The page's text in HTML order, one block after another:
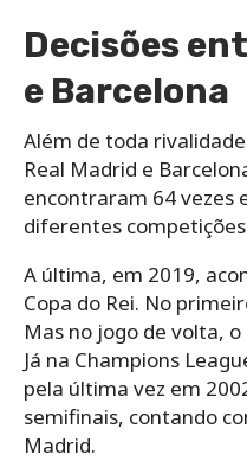
Decisões
e Barcelona
Além de toda
Real Madrid e
encontraram 64 vezes
diferentes
A última, em 2019,
Copa do Rei. No
Mas no jogo de volta,
Já na Champions
pela última vez em
semifinais, contando
Madrid.